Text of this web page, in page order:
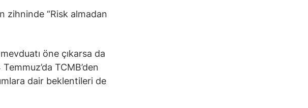
zihninde “Risk almadan
öne çıkarsa da
TCMB’den
dair beklentileri de